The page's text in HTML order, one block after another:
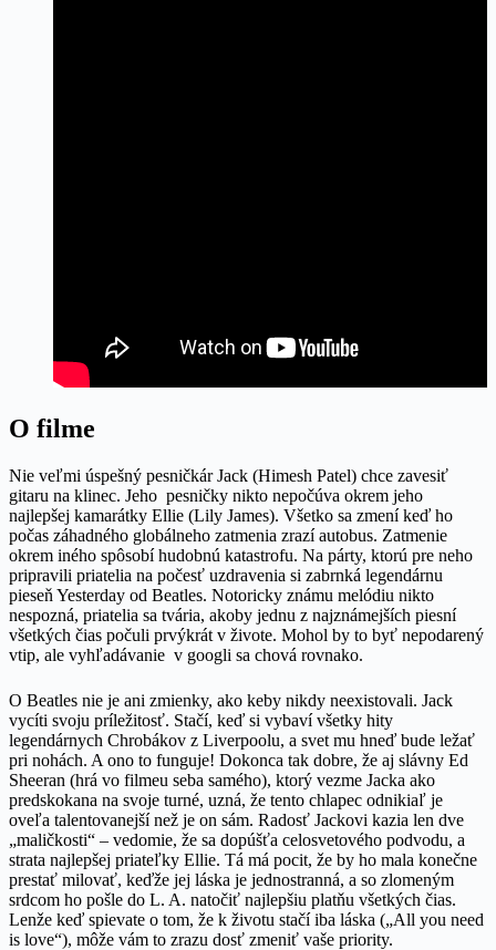
O filme
Nie veľmi úspešný pesničkár Jack (Himesh Patel) chce zavesiť
gitaru na klinec. Jeho pesničky nikto nepočúva okrem jeho
najlepšej kamarátky Ellie (Lily James). Všetko sa zmení keď ho
počas záhadného globálneho zatmenia zrazí autobus. Zatmenie
okrem iného spôsobí hudobnú katastrofu. Na párty, ktorú pre neho
pripravili priatelia na počesť uzdravenia si zabrnká legendárnu
pieseň Yesterday od Beatles. Notoricky známu melódiu nikto
nespozná, priatelia sa tvária, akoby jednu z najznámejších piesní
všetkých čias počuli prvýkrát v živote. Mohol by to byť nepodarený
vtip, ale vyhľadávanie v googli sa chová rovnako.
O Beatles nie je ani zmienky, ako keby nikdy neexistovali. Jack
vycíti svoju príležitosť. Stačí, keď si vybaví všetky hity
legendárnych Chrobákov z Liverpoolu, a svet mu hneď bude ležať
pri nohách. A ono to funguje! Dokonca tak dobre, že aj slávny Ed
Sheeran (hrá vo filmeu seba samého), ktorý vezme Jacka ako
predskokana na svoje turné, uzná, že tento chlapec odnikiaľ je
oveľa talentovanejší než je on sám. Radosť Jackovi kazia len dve
„maličkosti“ – vedomie, že sa dopúšťa celosvetového podvodu, a
strata najlepšej priateľky Ellie. Tá má pocit, že by ho mala konečne
prestať milovať, keďže jej láska je jednostranná, a so zlomeným
srdcom ho pošle do L. A. natočiť najlepšiu platňu všetkých čias.
Lenže keď spievate o tom, že k životu stačí iba láska („All you need
is love“), môže vám to zrazu dosť zmeniť vaše priority.